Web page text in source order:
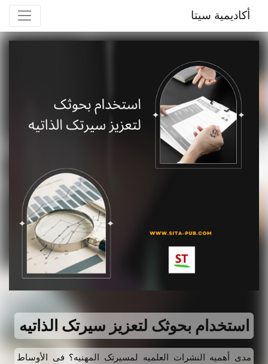
أكاديمية سيتا
استخدام بحوثک لتعزیز سیرتک الذاتیه
مدى أهمیه النشرات العلمیه لمسیرتک المهنیه؟ فی الأوساط